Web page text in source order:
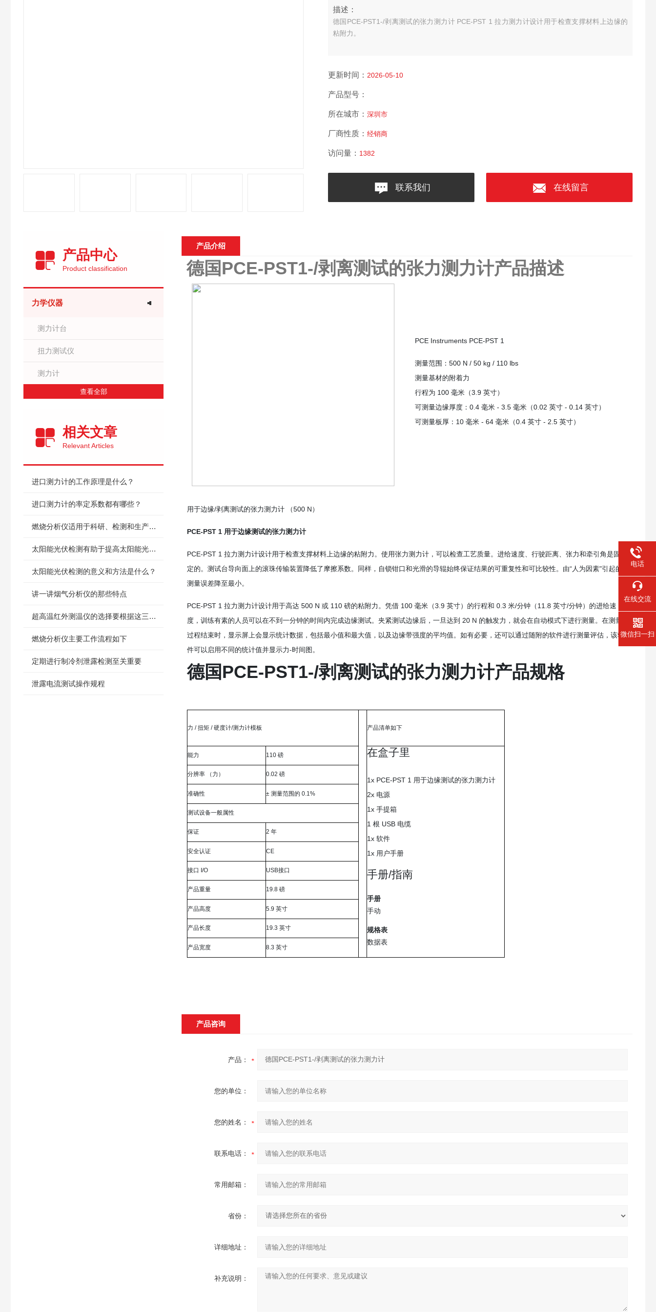
描述：
德国PCE-PST1-/剥离测试的张力测力计 PCE-PST 1 拉力测力计设计用于检查支撑材料上边缘的
粘附力。
更新时间： 2026-05-10
产品型号：
所在城市： 深圳市
厂商性质： 经销商
访问量： 1382
联系我们 在线留言
产品中心
Product classification
力学仪器
测力计台
扭力测试仪
测力计
查看全部
相关文章
Relevant Articles
进口测力计的工作原理是什么？
进口测力计的率定系数都有哪些？
燃烧分析仪适用于科研、检测和生产控制
太阳能光伏检测有助于提高太阳能光伏投资回报
太阳能光伏检测的意义和方法是什么？
讲一讲烟气分析仪的那些特点
超高温红外测温仪的选择要根据这三个方面
燃烧分析仪主要工作流程如下
定期进行制冷剂泄露检测至关重要
泄露电流测试操作规程
产品介绍
德国PCE-PST1-/剥离测试的张力测力计产品描述
PCE Instruments PCE-PST 1
测量范围：500 N / 50 kg / 110 lbs
测量基材的附着力
行程为 100 毫米（3.9 英寸）
可测量边缘厚度：0.4 毫米 - 3.5 毫米（0.02 英寸 - 0.14 英寸）
可测量板厚：10 毫米 - 64 毫米（0.4 英寸 - 2.5 英寸）
用于边缘/剥离测试的张力测力计 （500 N）
PCE-PST 1 用于边缘测试的张力测力计
PCE-PST 1 拉力测力计设计用于检查支撑材料上边缘的粘附力。使用张力测力计，可以检查工艺质量。进给速度、行驶距离、张力和牵引角是固
定的。测试台导向面上的滚珠传输装置降低了摩擦系数。同样，自锁钳口和光滑的导辊始终保证结果的可重复性和可比较性。由“人为因素"引起的
测量误差降至最小。
PCE-PST 1 拉力测力计设计用于高达 500 N 或 110 磅的粘附力。凭借 100 毫米（3.9 英寸）的行程和 0.3 米/分钟（11.8 英寸/分钟）的进给速
度，训练有素的人员可以在不到一分钟的时间内完成边缘测试。夹紧测试边缘后，一旦达到 20 N 的触发力，就会在自动模式下进行测量。在测量
过程结束时，显示屏上会显示统计数据，包括最小值和最大值，以及边缘带强度的平均值。如有必要，还可以通过随附的软件进行测量评估，该软
件可以启用不同的统计值并显示力-时间图。
德国PCE-PST1-/剥离测试的张力测力计产品规格
力 / 扭矩 / 硬度计/测力计模板 产品清单如下
能力 110 磅 在盒子里
1x PCE-PST 1 用于边缘测试的张力测力计
2x 电源
1x 手提箱
1 根 USB 电缆
1x 软件
1x 用户手册
手册/指南
手册
手动
规格表
数据表
分辨率 （力） 0.02 磅
准确性 ± 测量范围的 0.1%
测试设备一般属性
保证 2 年
安全认证 CE
接口 I/O USB接口
产品重量 19.8 磅
产品高度 5.9 英寸
产品长度 19.3 英寸
产品宽度 8.3 英寸
产品咨询
产品：
您的单位：
您的姓名：
联系电话：
常用邮箱：
省份：
详细地址：
补充说明：
电话
在线交流
微信扫一扫